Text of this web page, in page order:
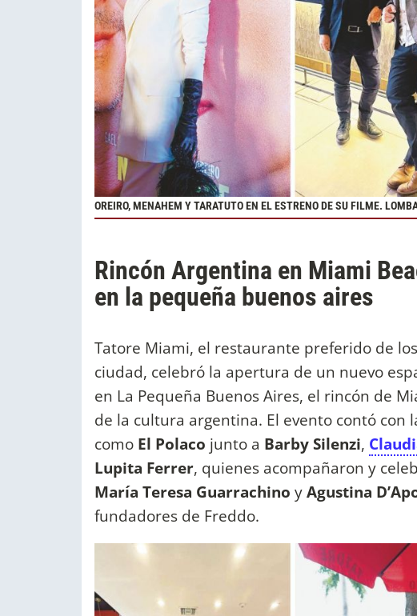
OREIRO, MENAHEM Y TARATUTO EN EL ESTRENO DE SU FILME.
Rincón Argentina en Miami
en la pequeña buenos aires
Tatore Miami, el restaurante preferido de
ciudad, celebró la apertura de un nuevo
en La Pequeña Buenos Aires, el rincón de
de la cultura argentina. El evento contó con
como El Polaco junto a Barby Silenzi,
Lupita Ferrer, quienes acompañaron y
María Teresa Guarrachino yAgustina
fundadores de Freddo.